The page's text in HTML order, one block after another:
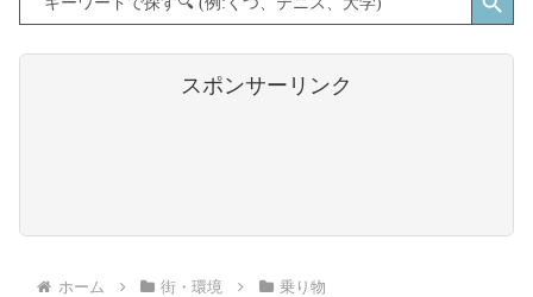
for:
スポンサーリンク
ホーム 街・環境 乗り物